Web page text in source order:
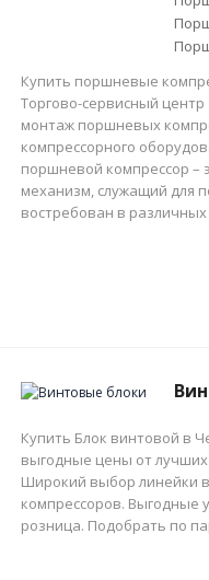
Купить поршневые
Торгово-сервисный
монтаж поршневых
компрессорного
поршневой компрессор –
механизм, служащий для
востребован в
Купить Блок винтовой в
выгодные цены от
Широкий выбор линейки
компрессоров. Выгодные
розница. Подобрать по